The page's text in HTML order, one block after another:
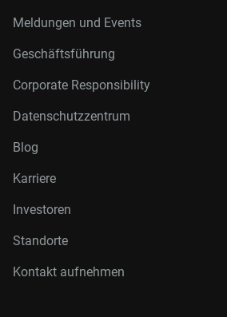
Meldungen und Events
Geschäftsführung
Corporate Responsibility
Datenschutzzentrum
Blog
Karriere
Investoren
Standorte
Kontakt aufnehmen